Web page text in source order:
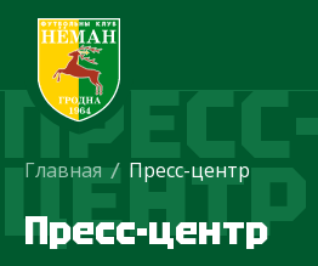
ЦЕНТР
Главная / Пресс-центр
Пресс-центр